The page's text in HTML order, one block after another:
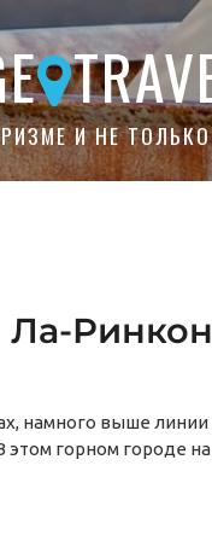
И НЕ ТОЛЬКО
намного выше
этом горном городе